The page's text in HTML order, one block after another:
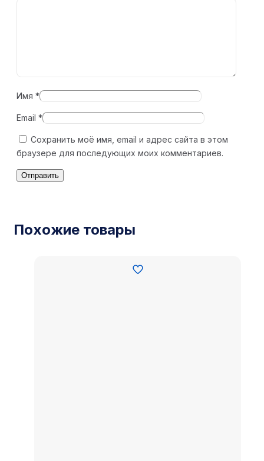
Имя *
Email *
Сохранить моё имя, email и адрес сайта в этом
браузере для последующих моих комментариев.
Похожие товары